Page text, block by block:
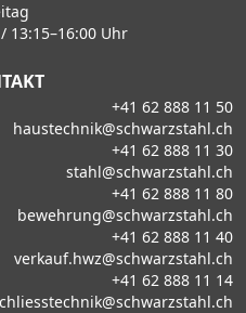
13:15–16:00 Uhr
+41 62 888 11 50
haustechnik@schwarzstahl.ch
+41 62 888 11 30
stahl@schwarzstahl.ch
+41 62 888 11 80
bewehrung@schwarzstahl.ch
+41 62 888 11 40
verkauf.hwz@schwarzstahl.ch
+41 62 888 11 14